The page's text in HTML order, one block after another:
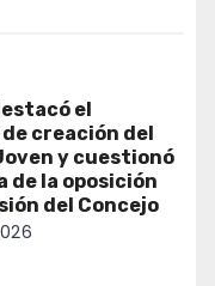
el
creación del
y cuestionó
de la oposición
del Concejo